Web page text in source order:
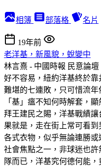
相簿 部落格 名片
19年前
老洋基，新風貌，蛻變中
林言熹 - 中國時報 民意論壇
好不容易，紐約洋基終於
難堪的七連敗，只可惜流年
「基」瘟不知何時解套，顯
拜王建民之賜，洋基戰績
果就是，走在街上常可看
各式衣物，似乎無論連勝
社會焦點之一，非球迷也
隊而已，洋基究何德何能